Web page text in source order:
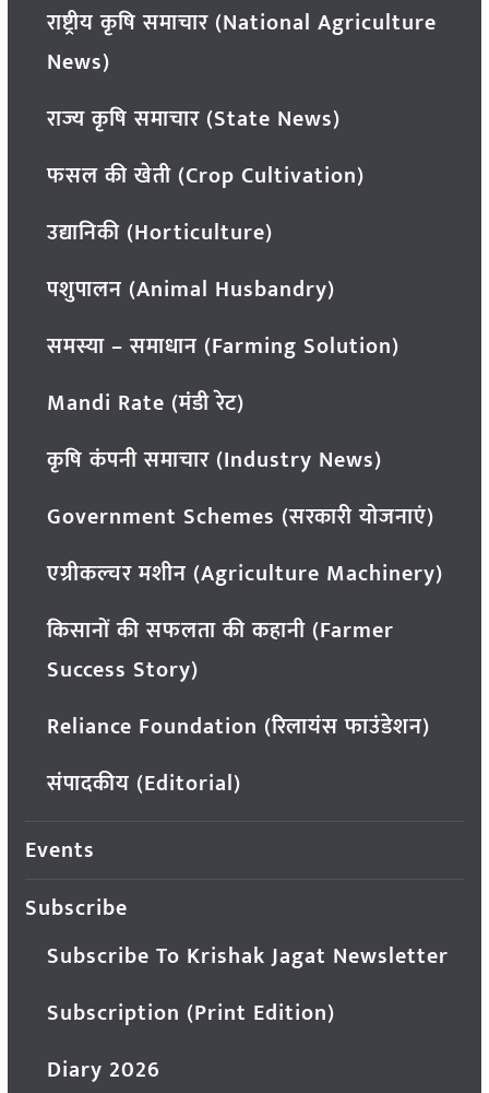
राष्ट्रीय कृषि समाचार (National Agriculture
News)
राज्य कृषि समाचार (State News)
फसल की खेती (Crop Cultivation)
उद्यानिकी (Horticulture)
पशुपालन (Animal Husbandry)
समस्या – समाधान (Farming Solution)
Mandi Rate (मंडी रेट)
कृषि कंपनी समाचार (Industry News)
Government Schemes (सरकारी योजनाएं)
एग्रीकल्चर मशीन (Agriculture Machinery)
किसानों की सफलता की कहानी (Farmer
Success Story)
Reliance Foundation (रिलायंस फाउंडेशन)
संपादकीय (Editorial)
Events
Subscribe
Subscribe To Krishak Jagat Newsletter
Subscription (Print Edition)
Diary 2026